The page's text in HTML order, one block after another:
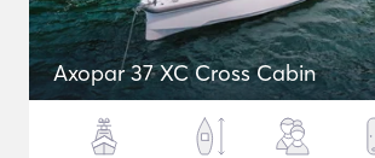
Axopar 37 XC Cross Cabin